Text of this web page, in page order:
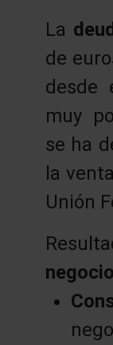
La
de
desde
muy
se ha
la
Unión
negocio